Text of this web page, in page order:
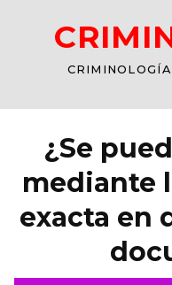
¿Se
mediante
exacta en